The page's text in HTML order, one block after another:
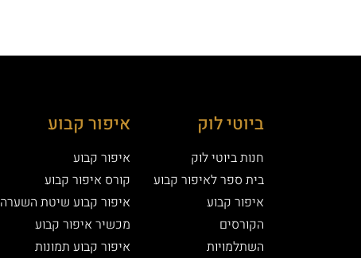
ביוטי לוק
חנות ביוטי לוק
בית ספר לאיפור קבוע
איפור קבוע
הקורסים
השתלמויות
איפור קבוע
איפור קבוע
קורס איפור קבוע
איפור קבוע שיטת השערה
מכשיר איפור קבוע
איפור קבוע תמונות